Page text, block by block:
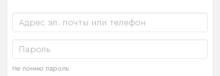
Не помню пароль